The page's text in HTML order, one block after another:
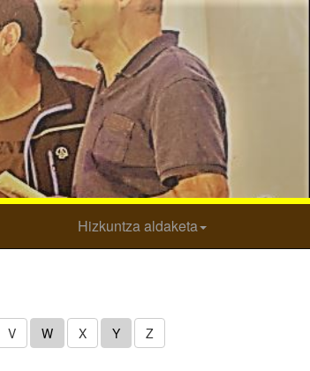
Hizkuntza aldaketa
V W X Y Z